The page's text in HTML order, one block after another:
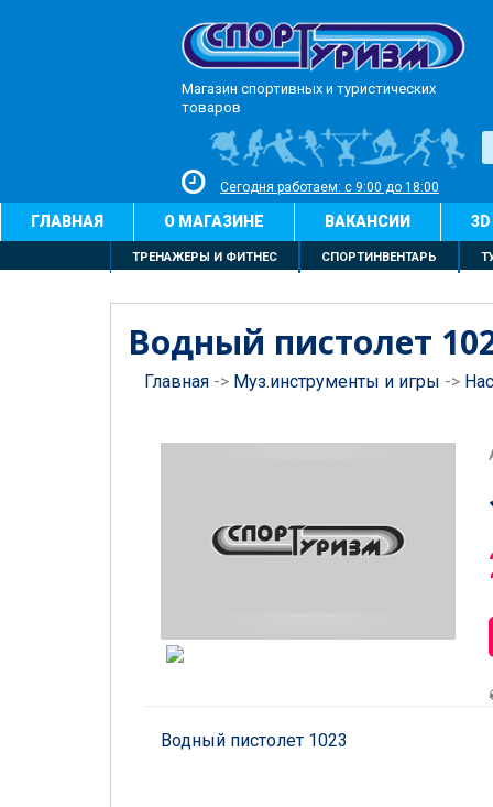
Магазин спортивных и туристических
товаров
Сегодня работаем: с 9:00 до 18:00
ГЛАВНАЯ О МАГАЗИНЕ ВАКАНСИИ
ТРЕНАЖЕРЫ И ФИТНЕС СПОРТИНВЕНТАРЬ
Водный пистолет
Главная -> Муз.инструменты и игры ->
Водный пистолет 1023